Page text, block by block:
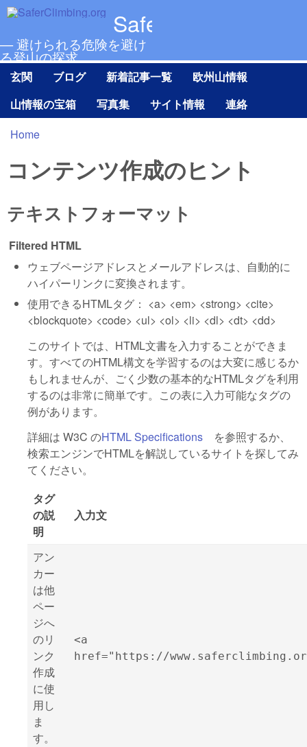
メインコンテンツに移動
SaferClimbing.org
— 避けられる危険を避け
る登山の探求
Main menu Ja
玄関 ブログ 新着記事一覧
欧州山情報
山情報の宝箱
写真集 サイト情報 連絡
現在地
Home
コンテンツ作成のヒント
テキストフォーマット
Filtered HTML
ウェブページアドレスとメールアドレスは、自動的に
ハイパーリンクに変換されます。
使用できるHTMLタグ： <a> <em> <strong> <cite>
<blockquote> <code> <ul> <ol> <li> <dl> <dt> <dd>
このサイトでは、HTML文書を入力することができま
す。すべてのHTML構文を学習するのは大変に感じるか
もしれませんが、ごく少数の基本的なHTMLタグを利用
するのは非常に簡単です。この表に入力可能なタグの
例があります。
詳細は W3C のHTML Specifications (link is external)
を参照するか、
検索エンジンでHTMLを解説しているサイトを探してみ
てください。
タグ
の説
明
入力文
アン
カー
は他
ペー
ジへ
のリ
ンク
作成
に使
用し
ま
す。
<a
href="https://